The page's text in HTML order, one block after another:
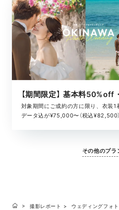
対象期間にご成約の方に限り、衣装1
データ込が¥75,000〜（税込¥82,500）
その他のプラ
撮影レポート ウェディングフォ